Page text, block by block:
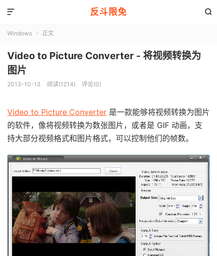
反斗限免 

Windows  正文
Video to Picture Converter - 将视频转换为
图片
2013-10-13 阅读(1214) 评论(0)
Video to Picture Converter 是一款能够将视频转换为图片
的软件，像将视频转换为数张图片，或者是 GIF 动画，支
持大部分视频格式和图片格式，可以控制他们的帧数。